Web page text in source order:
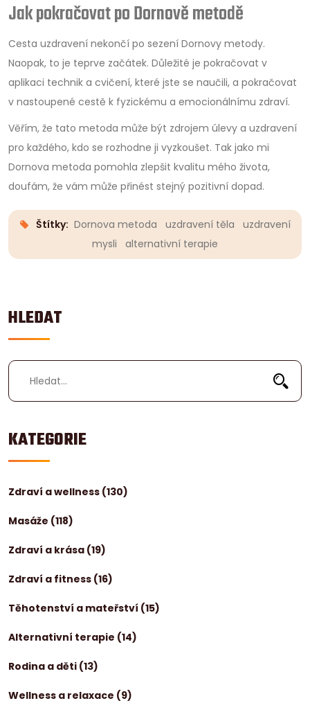
HLEDAT
KATEGORIE
Zdraví a wellness (130)
Masáže (118)
Zdraví a krása (19)
Zdraví a fitness (16)
Těhotenství a mateřství (15)
Alternativní terapie (14)
Rodina a děti (13)
Wellness a relaxace (9)
Jak pokračovat po Dornově metodě
Cesta uzdravení nekončí po sezení Dornovy metody.
Naopak, to je teprve začátek. Důležité je pokračovat v
aplikaci technik a cvičení, které jste se naučili, a pokračovat
v nastoupené cestě k fyzickému a emocionálnímu zdraví.
Věřím, že tato metoda může být zdrojem úlevy a uzdravení
pro každého, kdo se rozhodne ji vyzkoušet. Tak jako mi
Dornova metoda pomohla zlepšit kvalitu mého života,
doufám, že vám může přinést stejný pozitivní dopad.
Štítky: Dornova metoda uzdravení těla
uzdravení
mysli
alternativní terapie